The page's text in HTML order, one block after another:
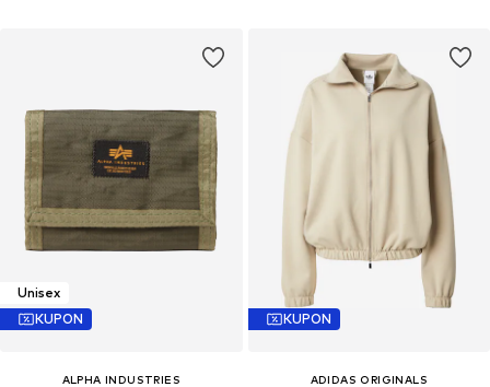
Unisex
KUPON
ALPHA INDUSTRIES
KUPON
ADIDAS ORIGINALS